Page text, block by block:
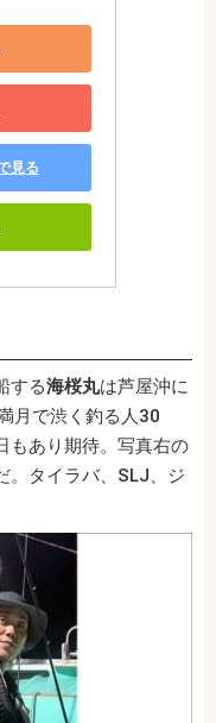
見る
する海桜丸は芦屋沖に
月で渋く釣る人30
もあり期待。写真右の
。タイラバ、SLJ、ジ